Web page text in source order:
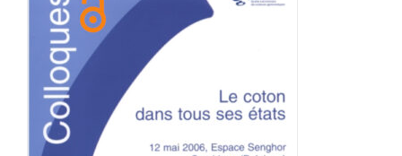
Achat en ligne
Panier WooCommerce